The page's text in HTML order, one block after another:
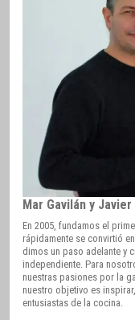
Mar Gavilán y
En 2005, fundamos el
rápidamente se convirtió
dimos un paso adelante y
independiente. Para
nuestras pasiones por la
nuestro objetivo es
entusiastas de la cocina.